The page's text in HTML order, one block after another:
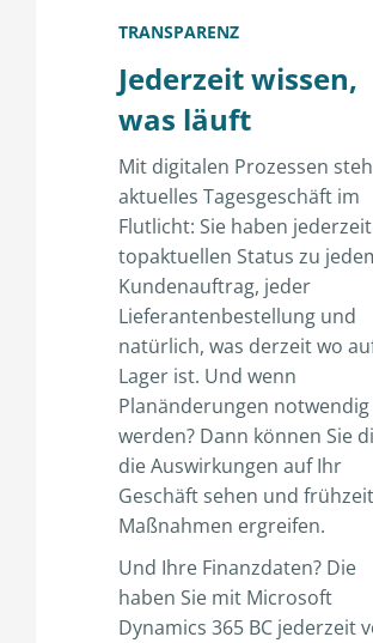
TRANSPARENZ
Jederzeit wissen,
was läuft
Mit digitalen Prozessen
aktuelles Tagesgeschäft im
Flutlicht: Sie haben
topaktuellen Status zu
Kundenauftrag, jeder
Lieferantenbestellung und
natürlich, was derzeit wo
Lager ist. Und wenn
Planänderungen notwendig
werden? Dann können Sie
die Auswirkungen auf Ihr
Geschäft sehen und
Maßnahmen ergreifen.
Und Ihre Finanzdaten? Die
haben Sie mit Microsoft
Dynamics 365 BC jederzeit